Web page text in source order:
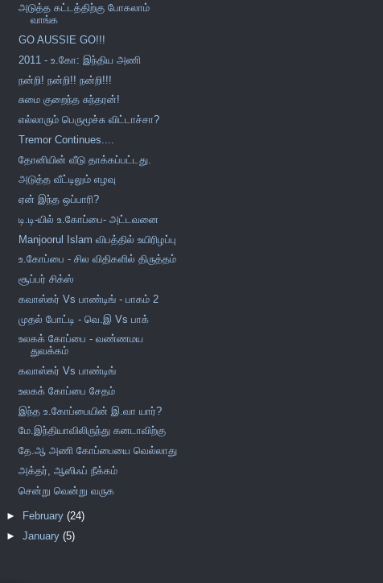
அடுத்த கட்டத்திற்கு போகலாம்
வாங்க
GO AUSSIE GO!!!
2011 - உ.கோ: இந்திய அணி
நன்றி! நன்றி!! நன்றி!!!
சுமை குறைந்த சுந்தரன்!
எல்லாரும் பெருமூச்சு விட்டாச்சா?
Tremor Continues....
தோனியின் வீடு தாக்கப்பட்டது.
அடுத்த வீட்டிலும் எழவு
ஏன் இந்த ஒப்பாரி?
டி.டி-யில் உ.கோப்பை- அட்டவனை
Manjoorul Islam விபத்தில் உயிரிழப்பு
உ.கோப்பை - சில விதிகளில் திருத்தம்
சூப்பர் சிக்ஸ்
கவாஸ்கர் Vs பாண்டிங் - பாகம் 2
முதல் போட்டி - வெ.இ Vs பாக்
உலகக் கோப்பை - வண்ணமய
துவக்கம்
கவாஸ்கர் Vs பாண்டிங்
உலகக் கோப்பை சேதம்
இந்த உ.கோப்பையின் இ.வா யார்?
மே.இந்தியாவிலிருந்து கனடாவிற்கு
தே.ஆ அணி கோப்பையை வெல்லாது
அக்தர், ஆஸிஃப் நீக்கம்
சென்று வென்று வருக
► February (24)
► January (5)